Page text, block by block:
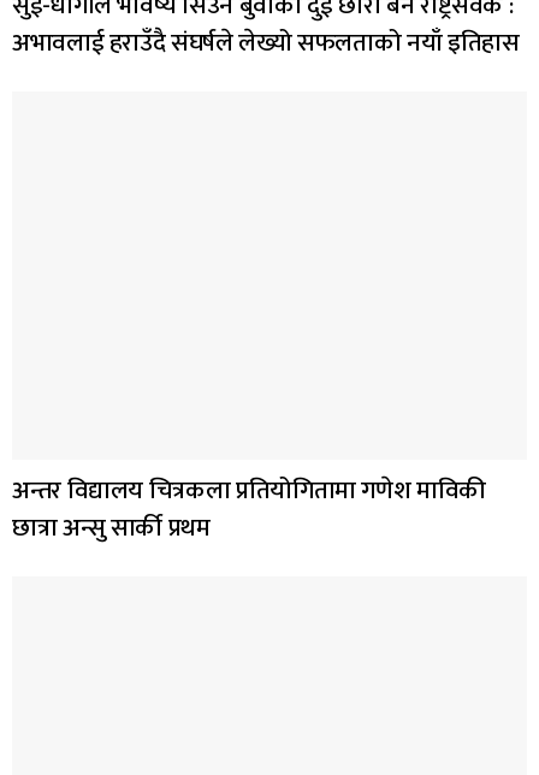
अभावलाई हराउँदै संघर्षले लेख्यो सफलताको नयाँ इतिहास
अन्तर विद्यालय चित्रकला प्रतियोगितामा गणेश माविकी
छात्रा अन्सु सार्की प्रथम